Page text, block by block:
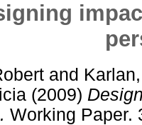
and
(2009)
Working Paper.